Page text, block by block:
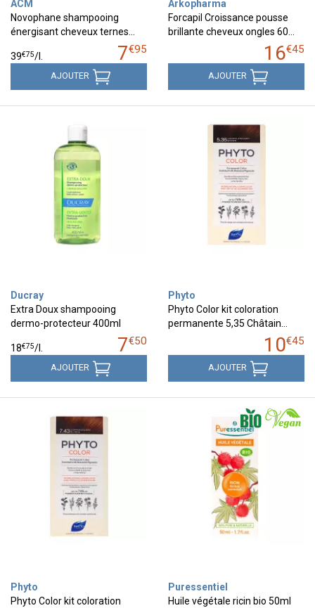
ACM
Novophane shampooing
énergisant cheveux ternes…
7€95
39€75/l.
AJOUTER
Arkopharma
Forcapil Croissance pousse
brillante cheveux ongles 60…
16€45
AJOUTER
Ducray
Extra Doux shampooing
dermo-protecteur 400ml
7€50
18€75/l.
AJOUTER
Phyto
Phyto Color kit coloration
permanente 5,35 Châtain…
10€45
AJOUTER
Phyto
Phyto Color kit coloration
Puressentiel
Huile végétale ricin bio 50ml